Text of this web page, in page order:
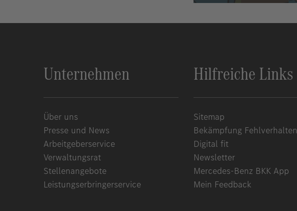
Unternehmen
Über uns
Presse und News
Arbeitgeberservice
Verwaltungsrat
Stellenangebote
Leistungserbringerservice
Hilfreiche Links
Sitemap
Bekämpfung Fehlverhalten
Digital fit
Newsletter
Mercedes-Benz BKK App
Mein Feedback